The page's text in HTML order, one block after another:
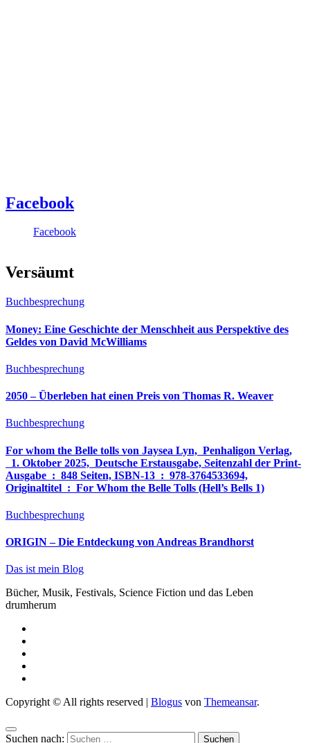
Facebook
Facebook
Versäumt
Buchbesprechung
Money: Eine Geschichte der Menschheit aus Perspektive des
Geldes von David McWilliams
Buchbesprechung
2050 – Überleben hat einen Preis von Thomas R. Weaver
Buchbesprechung
For whom the Belle tolls von Jaysea Lyn, ‎ Penhaligon Verlag,
‎ 1. Oktober 2025, ‎ Deutsche Erstausgabe, Seitenzahl der Print-
Ausgabe ‏ : ‎ 848 Seiten, ISBN-13 ‏ : ‎ 978-3764533694,
Originaltitel ‏ : ‎ For Whom the Belle Tolls (Hell’s Bells 1)
Buchbesprechung
ORIGIN – Die Entdeckung von Andreas Brandhorst
Das ist mein Blog
Bücher, Musik, Festivals, Science Fiction und das Leben
drumherum
Copyright © All rights reserved | Blogus von Themeansar.
Suchen nach: